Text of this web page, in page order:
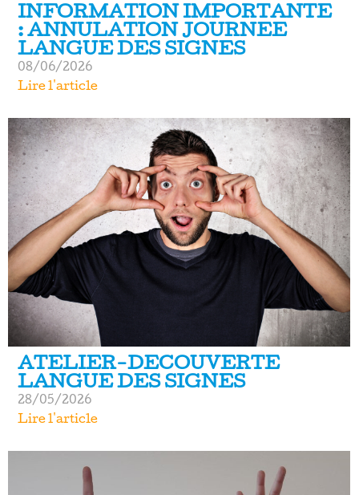
INFORMATION IMPORTANTE
: ANNULATION JOURNEE
LANGUE DES SIGNES
08/06/2026
Lire l'article
ATELIER-DECOUVERTE
LANGUE DES SIGNES
28/05/2026
Lire l'article